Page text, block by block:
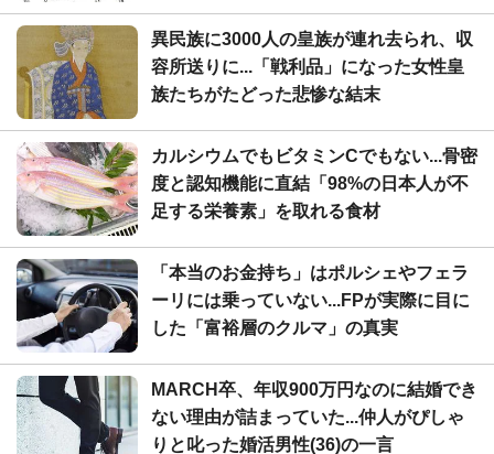
異民族に3000人の皇族が連れ去られ、収
容所送りに...「戦利品」になった女性皇
族たちがたどった悲惨な結末
カルシウムでもビタミンCでもない...骨密
度と認知機能に直結「98%の日本人が不
足する栄養素」を取れる食材
「本当のお金持ち」はポルシェやフェラ
ーリには乗っていない...FPが実際に目に
した「富裕層のクルマ」の真実
MARCH卒、年収900万円なのに結婚でき
ない理由が詰まっていた...仲人がぴしゃ
りと叱った婚活男性(36)の一言